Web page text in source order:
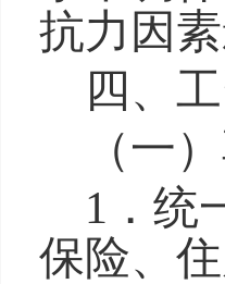
抗力因
四、
（一
1．统
保险、